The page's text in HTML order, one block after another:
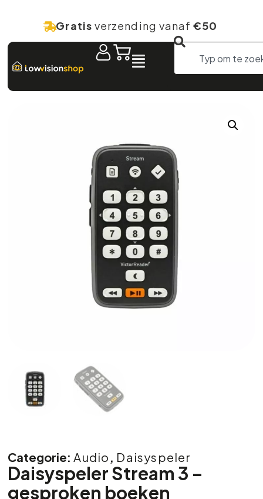
Gratis verzending vanaf €50
Categorie: Audio , Daisyspeler
Daisyspeler Stream 3 –
gesproken boeken